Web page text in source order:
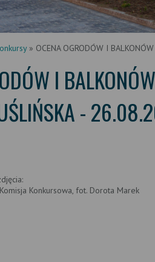
» OCENA OGRODÓW I
I
-
Konkursowa, fot. Dorota Marek